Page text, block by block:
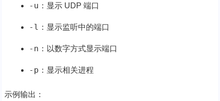
-u ：显示 UDP 端口
-l ：显示监听中的端口
-n ：以数字方式显示端口
-p ：显示相关进程
示例输出：